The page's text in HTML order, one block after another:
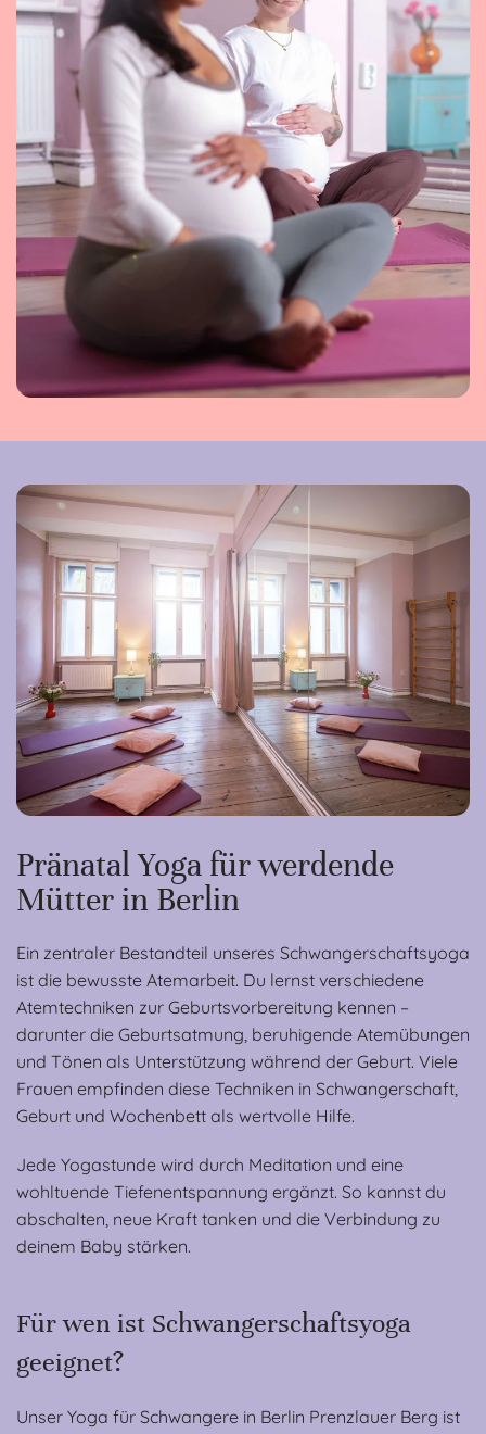
Pränatal Yoga für werdende
Mütter in Berlin
Ein zentraler Bestandteil unseres Schwangerschaftsyoga
ist die bewusste Atemarbeit. Du lernst verschiedene
Atemtechniken zur Geburtsvorbereitung kennen –
darunter die Geburtsatmung, beruhigende Atemübungen
und Tönen als Unterstützung während der Geburt. Viele
Frauen empfinden diese Techniken in Schwangerschaft,
Geburt und Wochenbett als wertvolle Hilfe.
Jede Yogastunde wird durch Meditation und eine
wohltuende Tiefenentspannung ergänzt. So kannst du
abschalten, neue Kraft tanken und die Verbindung zu
deinem Baby stärken.
Für wen ist Schwangerschaftsyoga
geeignet?
Unser Yoga für Schwangere in Berlin Prenzlauer Berg ist